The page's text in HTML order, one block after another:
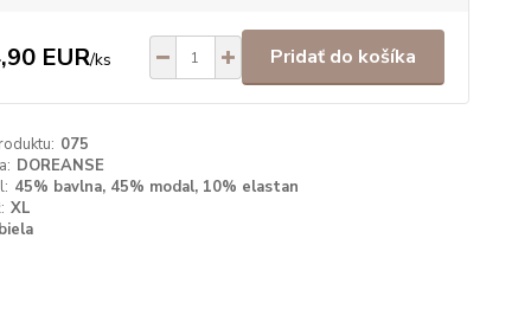
EUR/ks Pridať do košíka
075
DOREANSE
45% bavlna, 45% modal, 10% elastan
XL
biela